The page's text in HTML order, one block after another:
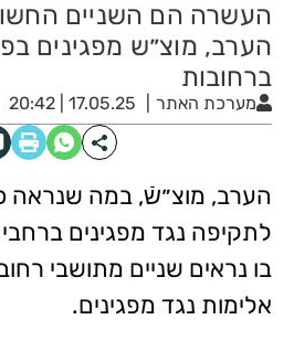
העשרה הם השניים
הערב, מוצ״ש מפגינים
ברחובות
מערכת האתר 17.05.25 | 20:42
הערב, מוצ״שֿ, במה שנראה
לתקיפה נגד מפגינים
בו נראים שניים מתושבי
אלימות נגד מפגינים.